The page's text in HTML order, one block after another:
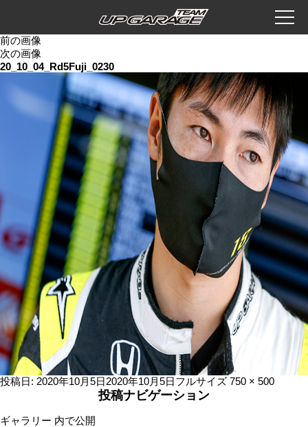
前の画像
次の画像
20_10_04_Rd5Fuji_0230
投稿日: 2020年10月5日2020年10月5日フルサイズ 750 × 500
投稿ナビゲーション
ギャラリー 内で公開